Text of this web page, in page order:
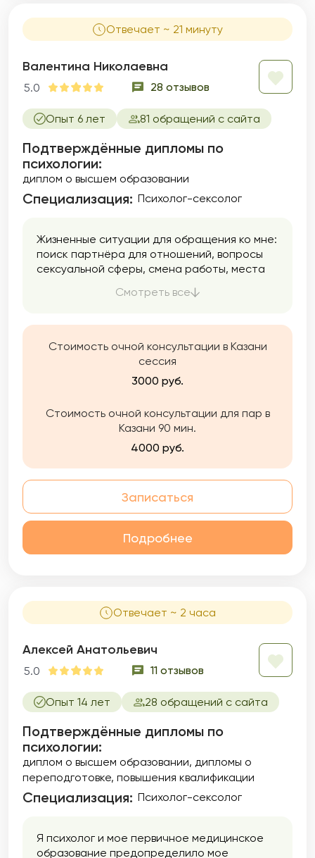
Отвечает ~ 21 минуту
Валентина Николаевна
5.0 28 отзывов
Опыт 6 лет 81 обращений с сайта
Подтверждённые дипломы по
психологии:
диплом о высшем образовании
Специализация: Психолог-сексолог
Жизненные ситуации для обращения ко мне:
поиск партнёра для отношений, вопросы
сексуальной сферы, смена работы, места
воспитания детей, «трудный подросток» в
события, психологическая поддержка для
участников СВО и членов их семей и др.
Смотреть все
Стоимость очной консультации в Казани
сессия
3000 руб.
Стоимость очной консультации для пар в
Казани 90 мин.
4000 руб.
Записаться
Подробнее
Отвечает ~ 2 часа
Алексей Анатольевич
5.0 11 отзывов
Опыт 14 лет 28 обращений с сайта
Подтверждённые дипломы по
психологии:
диплом о высшем образовании дипломы о
переподготовке повышения квалификации
Специализация: Психолог-сексолог
Я психолог и мое первичное медицинское
образование предопределило мое